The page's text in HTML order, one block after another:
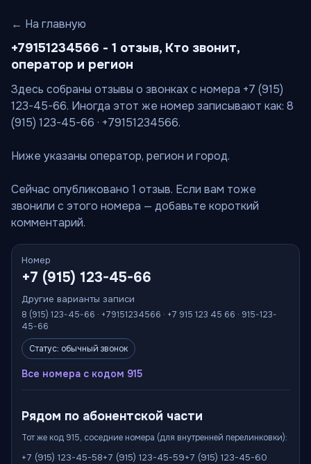
← На главную
+79151234566 - 1 отзыв, Кто звонит,
оператор и регион
Здесь собраны отзывы о звонках с номера +7 (915)
123-45-66. Иногда этот же номер записывают как: 8
(915) 123-45-66 · +79151234566.
Ниже указаны оператор, регион и город.
Сейчас опубликовано 1 отзыв. Если вам тоже
звонили с этого номера — добавьте короткий
комментарий.
Номер
+7 (915) 123-45-66
Другие варианты записи
8 (915) 123-45-66 · +79151234566 · +7 915 123 45 66 · 915-123-
45-66
Статус: обычный звонок
Все номера с кодом 915
Рядом по абонентской части
Тот же код 915, соседние номера (для внутренней перелинковки):
+7 (915) 123-45-58+7 (915) 123-45-59+7 (915) 123-45-60